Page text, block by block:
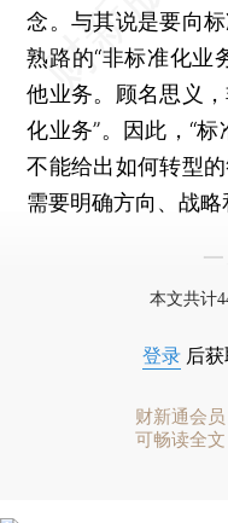
念。与其说是要向
熟路的“非标准化业
他业务。顾名思义
化业务”。因此，“
不能给出如何转型
需要明确方向、战略
本文共计
登录 后
财新通会员
可畅读全文